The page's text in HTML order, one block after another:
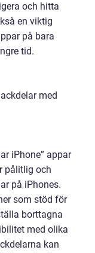
och hitta
en viktig
på bara
tid.
med
iPhone” appar
pålitlig och
på iPhones.
som stöd för
borttagna
med olika
kan